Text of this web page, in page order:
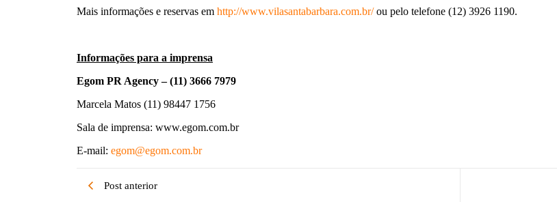
Mais informações e reservas em http://www.vilasantabarbara.com.br/ou pelo telefone (12) 3926 1190.
Informações para a imprensa
Egom PR Agency – (11) 3666 7979
Marcela Matos (11) 98447 1756
Sala de imprensa: www.egom.com.br
E-mail: egom@egom.com.br
Post anterior